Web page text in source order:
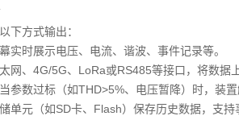
下方式输出：
实时展示电压、电流、谐波、事件记录等。
网、4G/5G、LoRa或RS485等接口，将数据
参数过标（如THD>5%、电压暂降）时，装
单元（如SD卡、Flash）保存历史数据，支持